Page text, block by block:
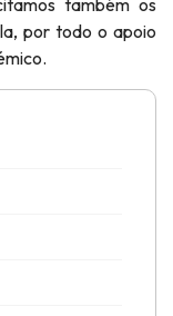
também os
por todo o apoio